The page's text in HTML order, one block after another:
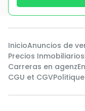
InicioAnuncios de
Precios Inmobiliarios
Carreras en agenz
CGU et CGV